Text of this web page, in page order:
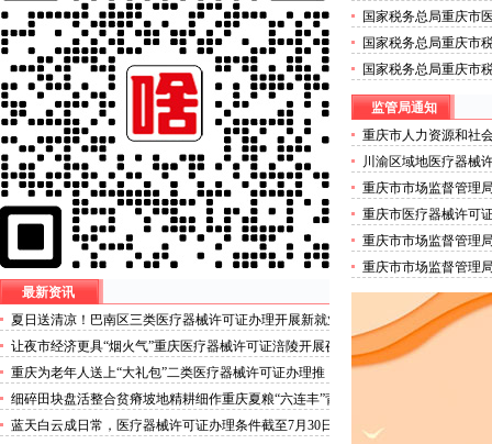
最新资讯
夏日送清凉！巴南区三类医疗器械许可证办理开展新就业
群体慰问活动
让夜市经济更具“烟火气”重庆医疗器械许可证涪陵开展夜
市食品安全专项整治
重庆为老年人送上“大礼包”二类医疗器械许可证办理推
出“乐享银龄”文艺、文创、阅读、健身、康养、科普六大
系列主题活动
细碎田块盘活整合贫瘠坡地精耕细作重庆夏粮“六连丰”背
后的三类医疗器械许可证稳产密码
蓝天白云成日常，医疗器械许可证办理条件截至7月30日
年度公开招聘事业单
国家税务总局重庆市
年度考试录用公务员
国家税务总局重庆市
师事务所有限公司行
国家税务总局重庆市
监管局通知
重庆市人力资源和社
关于拟确定重庆商务
管理师职业技能等级
办理公示
川渝区域地医疗器械
重庆市市场监督管理
关于确定首批食品安
的二类医疗器械许可
重庆市医疗器械许可
劣肉制品典型违法案
重庆市市场监督管理
培训机构试点名单的
重庆市市场监督管理